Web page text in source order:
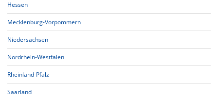
Hessen
Mecklenburg-Vorpommern
Niedersachsen
Nordrhein-Westfalen
Rheinland-Pfalz
Saarland